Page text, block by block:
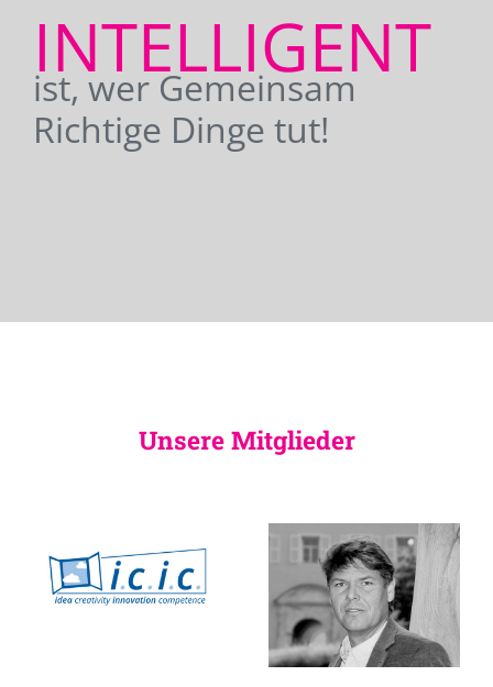
INTELLIGENT
ist, wer Gemeinsam
Richtige Dinge tut!
Unsere Mitglieder